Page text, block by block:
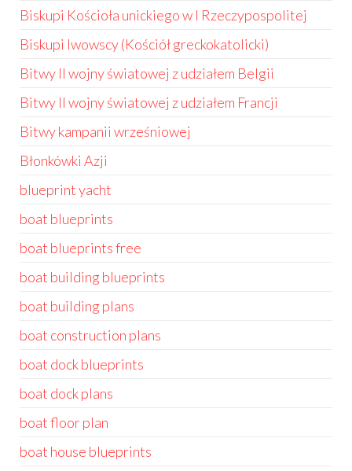
Biskupi Kościoła unickiego w I Rzeczypospolitej
Biskupi lwowscy (Kościół greckokatolicki)
Bitwy II wojny światowej z udziałem Belgii
Bitwy II wojny światowej z udziałem Francji
Bitwy kampanii wrześniowej
Błonkówki Azji
blueprint yacht
boat blueprints
boat blueprints free
boat building blueprints
boat building plans
boat construction plans
boat dock blueprints
boat dock plans
boat floor plan
boat house blueprints